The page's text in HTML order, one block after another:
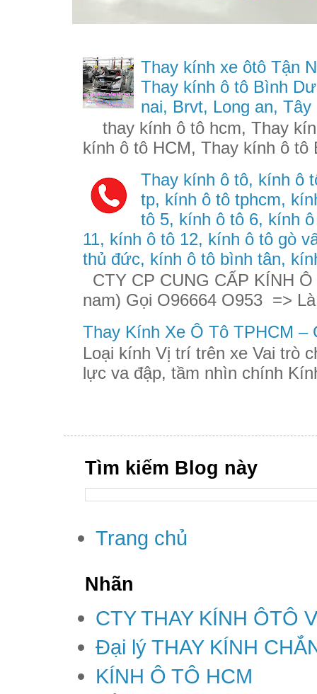
Thay kính xe ôtô Tận
Thay kính ô tô Bình
nai, Brvt, Long an,
thay kính ô tô hcm, Thay
kính ô tô HCM, Thay kính ô
Thay kính ô tô, kính ô
tp, kính ô tô tphcm,
tô 5, kính ô tô 6, kính
11, kính ô tô 12, kính ô tô gò
thủ đức, kính ô tô bình tân,
CTY CP CUNG CẤP KÍNH
nam) Gọi O96664 O953 =>
Thay Kính Xe Ô Tô TPHCM –
Loại kính Vị trí trên xe Vai trò
lực va đập, tầm nhìn chính
Tìm kiếm Blog này
Trang chủ
Nhãn
CTY THAY KÍNH ÔTÔ
Đại lý THAY KÍNH
KÍNH Ô TÔ HCM